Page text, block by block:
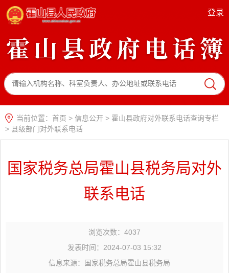
登录
当前位置： 首页 > 信息公开 > 霍山县政府对外联系电话查询专栏
> 县级部门对外联系电话
国家税务总局霍山县税务局对外
联系电话
浏览次数： 4037
发表时间：2024-07-03 15:32
信息来源：国家税务总局霍山县税务局